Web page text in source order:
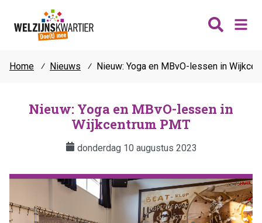
Noordwijk
Lisse
Teylingen
Thema's
Jongeren
Vrijwilligers
Fit & vitaal
Contact
Home ⁄ Nieuws ⁄ Nieuw: Yoga en MBvO-lessen in
Nieuw: Yoga en MBvO-lessen in
Wijkcentrum PMT
donderdag 10 augustus 2023